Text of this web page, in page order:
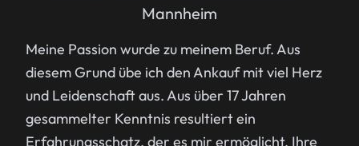
Mannheim
Meine Passion wurde zu meinem Beruf. Aus
diesem Grund übe ich den Ankauf mit viel Herz
und Leidenschaft aus. Aus über 17 Jahren
gesammelter Kenntnis resultiert ein
Erfahrungsschatz, der es mir ermöglicht, Ihre